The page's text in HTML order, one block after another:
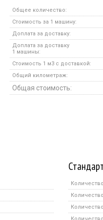
Общее количество:
Стоимость за 1 машину:
Доплата за доставку:
Доплата за доставку
1 машины:
Стоимость 1 м3 с доставкой:
Общий километраж:
Общая стоимость: